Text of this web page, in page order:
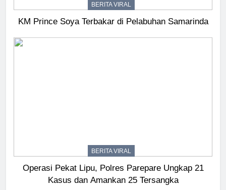
BERITA VIRAL
KM Prince Soya Terbakar di Pelabuhan Samarinda
BERITA VIRAL
Operasi Pekat Lipu, Polres Parepare Ungkap 21
Kasus dan Amankan 25 Tersangka